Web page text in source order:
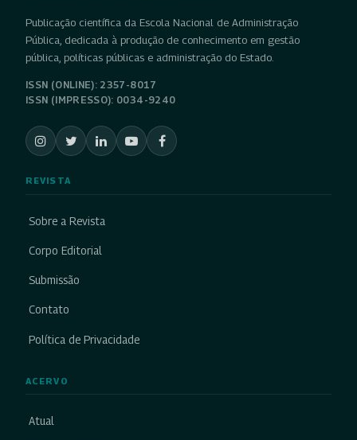
Publicação científica da Escola Nacional de Administração
Pública, dedicada à produção de conhecimento em gestão
pública, políticas públicas e administração do Estado.
ISSN (ONLINE): 2357-8017
ISSN (IMPRESSO): 0034-9240
REVISTA
Sobre a Revista
Corpo Editorial
Submissão
Contato
Política de Privacidade
ACERVO
Atual